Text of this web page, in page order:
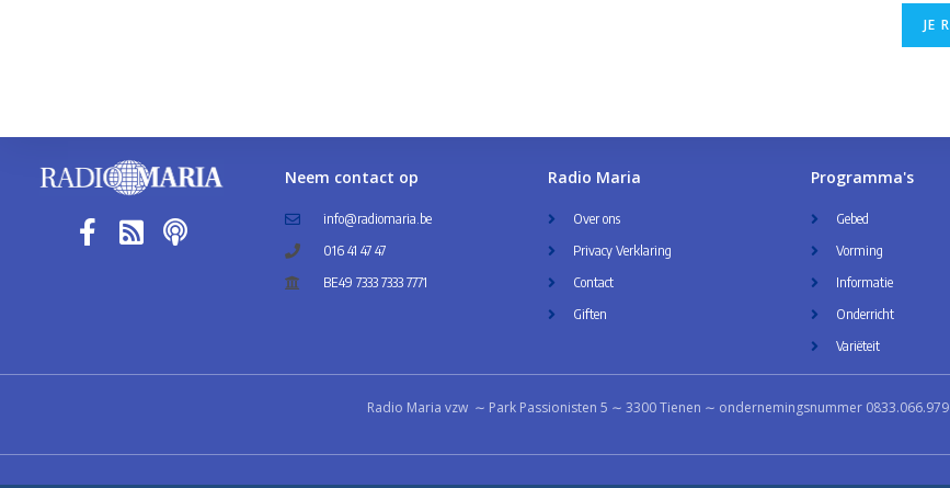
Neem contact op
info@radiomaria.be
016 41 47 47
BE49 7333 7333 7771
Radio Maria
Over ons
Privacy Verklaring
Contact
Giften
Programma's
Gebed
Vorming
Informatie
Onderricht
Variëteit
Radio Maria vzw ∼ Park Passionisten 5 ∼ 3300 Tienen ∼ ondernemingsnummer 0833.066.979